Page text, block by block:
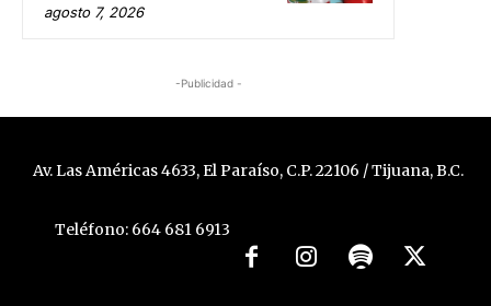
agosto 7, 2026
-Publicidad -
Av. Las Américas 4633, El Paraíso, C.P. 22106 / Tijuana, B.C.
Teléfono: 664 681 6913